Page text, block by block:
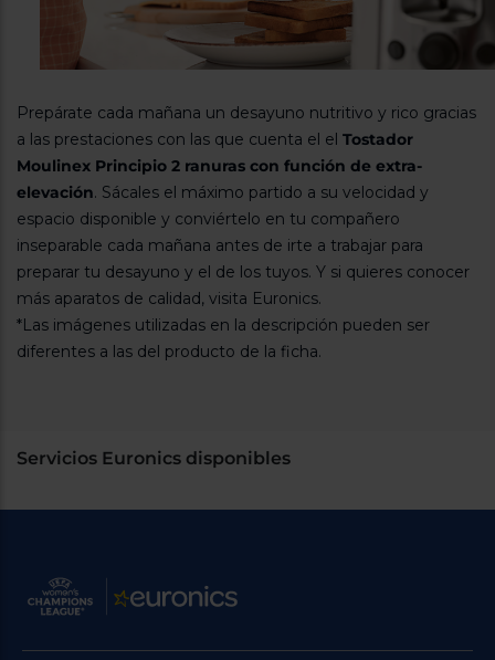
Prepárate cada mañana un desayuno nutritivo y rico gracias
a las prestaciones con las que cuenta el el Tostador
Moulinex Principio 2 ranuras con función de extra-
elevación. Sácales el máximo partido a su velocidad y
espacio disponible y conviértelo en tu compañero
inseparable cada mañana antes de irte a trabajar para
preparar tu desayuno y el de los tuyos. Y si quieres conocer
más aparatos de calidad, visita Euronics.
*Las imágenes utilizadas en la descripción pueden ser
diferentes a las del producto de la ficha.
Servicios Euronics disponibles